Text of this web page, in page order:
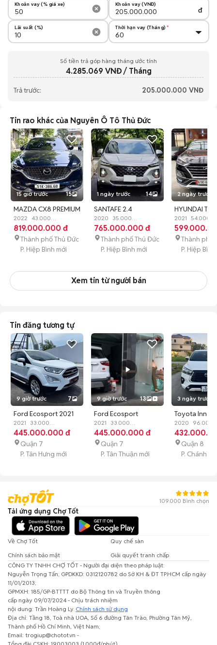
Khoản vay (% giá xe) Khoản vay (VNĐ)
đ
Lãi suất (%) Thời hạn vay (Tháng)
Số tiền trả góp hàng tháng ước tính
4.285.069 VNĐ / Tháng
Trả trước: 205.000.000 VNĐ
Tin rao khác của Nguyên Ô Tô Thủ Đức
15 giờ trước 15
MAZDA CX8 PREMIUM
2022 FORM MỚI 1
CHỦ CỰC ĐẸP
2022
43.000
km
Xăng Tự động
819.000.000 đ
Thành phố Thủ Đức
P. Hiệp Bình mới
1 ngày trước 14
SANTAFE 2.4
PREMIUM 2020 MÁY
XĂNG CAO CẤP
35.000KM
2020
35.000
km Xăng Tự động
765.000.000 đ
Thành phố Thủ Đức
P. Hiệp Bình mới
2 ngày trước
HYUNDAI
2.0AT 2021
XĂNG XE
TEST
2021 54.000
km Xăng Tự
Thành phố
P. Hiệp
Xem tin từ người bán
Tin đăng tương tự
9 giờ trước 7
Ford Ecosport 2021
Trắng 33.000 km
2021
33.000
km Xăng Tự động
445.000.000 đ
Quận 7
P. Tân Hưng mới
9 giờ trước 13
Ford Ecosport
Titanium 2021 lăn
bánh 33.000km
2021
33.000
km Xăng Tự động
445.000.000 đ
Quận 7
P. Tân Thuận mới
3 ngày trước
Toyota
Trắng Xe gia
2020
96.000
km Xăng Số
Quận 8
P. Chánh
109.000 Bình chọn
Tải ứng dụng Chợ Tốt
Về Chợ Tốt
Quy chế sàn
Chính sách bảo mật
Giải quyết tranh chấp
CÔNG TY TNHH CHỢ TỐT - Người đại diện theo pháp luật:
Nguyễn Trọng Tấn; GPDKKD: 0312120782 do Sở KH & ĐT TP.HCM cấp ngày
11/01/2013;
GPMXH: 185/GP-BTTTT do Bộ Thông tin và Truyền thông
cấp ngày 09/07/2024 - Chịu trách nhiệm
nội dung: Trần Hoàng Ly. Chính sách sử dụng
Địa chỉ: Tầng 18, Toà nhà UOA, Số 6 đường Tân Trào, Phường Tân Mỹ,
Thành phố Hồ Chí Minh, Việt Nam;
Email: trogiup@chotot.vn -